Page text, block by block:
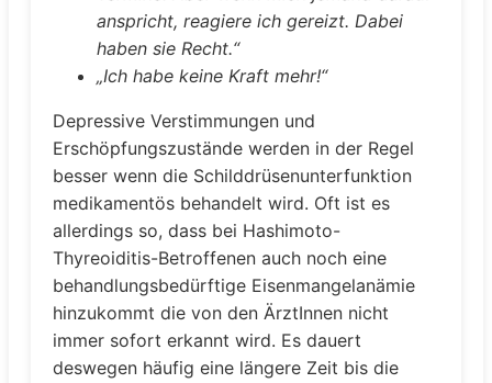
anspricht, reagiere ich gereizt. Dabei
haben sie Recht.“
„Ich habe keine Kraft mehr!“
Depressive Verstimmungen und
Erschöpfungszustände werden in der Regel
besser wenn die Schilddrüsenunterfunktion
medikamentös behandelt wird. Oft ist es
allerdings so, dass bei Hashimoto-
Thyreoiditis-Betroffenen auch noch eine
behandlungsbedürftige Eisenmangelanämie
hinzukommt die von den ÄrztInnen nicht
immer sofort erkannt wird. Es dauert
deswegen häufig eine längere Zeit bis die